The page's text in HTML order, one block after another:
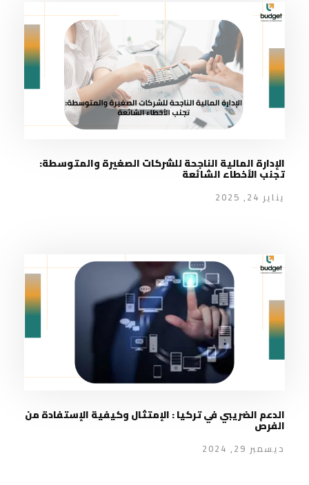
الإدارة المالية الناجحة للشركات الصغيرة والمتوسطة:
تجنب الأخطاء الشائعة
يناير 24, 2025
الدعم الضريبي في تركيا : الإمتثال وكيفية الإستفادة من
الفرص
ديسمبر 29, 2024